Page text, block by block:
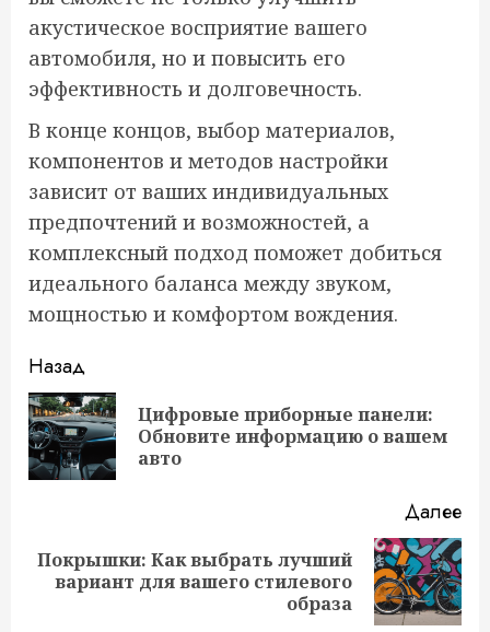
акустическое восприятие вашего
автомобиля, но и повысить его
эффективность и долговечность.
В конце концов, выбор материалов,
компонентов и методов настройки
зависит от ваших индивидуальных
предпочтений и возможностей, а
комплексный подход поможет добиться
идеального баланса между звуком,
мощностью и комфортом вождения.
Продолжить
чтение
Назад
Цифровые приборные панели:
Обновите информацию о вашем
авто
Далее
Следующая
Покрышки: Как выбрать лучший
вариант для вашего стилевого
образа